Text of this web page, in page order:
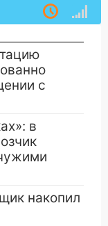
с
в
накопил